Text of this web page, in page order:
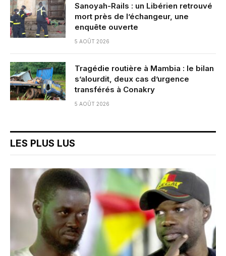
Sanoyah-Rails : un Libérien retrouvé
mort près de l’échangeur, une
enquête ouverte
5 AOÛT 2026
Tragédie routière à Mambia : le bilan
s’alourdit, deux cas d’urgence
transférés à Conakry
5 AOÛT 2026
LES PLUS LUS